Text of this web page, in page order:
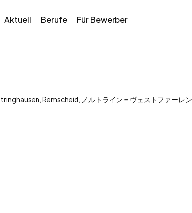
Aktuell Berufe Für Bewerber
Remscheid, ノルトライン＝ヴェストファーレン